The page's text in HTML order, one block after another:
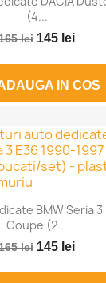
(4...
lei 145 lei
IN COS
BMW Seria 3
Coupe (2...
lei 145 lei
contul de client